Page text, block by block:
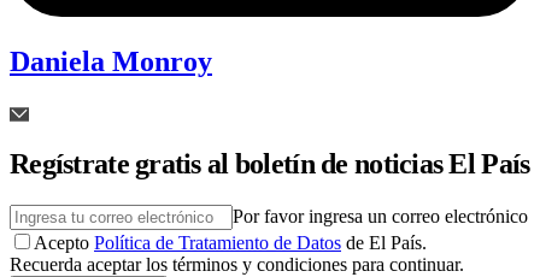
Daniela Monroy
Regístrate gratis al boletín de noticias El País
Por favor ingresa un correo electrónico
Acepto Política de Tratamiento de Datos de El País.
Recuerda aceptar los términos y condiciones para continuar.